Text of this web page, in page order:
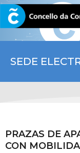
SEDE
CORUNA.GAL
PRAZAS DE
CON